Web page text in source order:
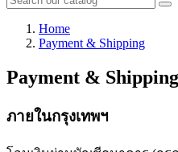
Home
Payment & Shipping
Payment & Shipping
ภายในกรุงเทพฯ